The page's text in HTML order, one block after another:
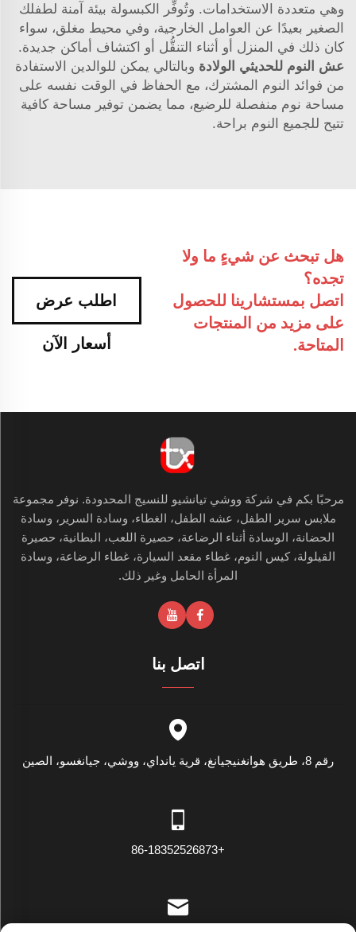
وهي متعددة الاستخدامات. وتُوفِّر الكبسولة بيئة آمنة لطفلك
الصغير بعيدًا عن العوامل الخارجية، وفي محيط مغلق، سواء
كان ذلك في المنزل أو أثناء التنقُّل أو اكتشاف أماكن جديدة.
عش النوم للحديثي الولادة وبالتالي يمكن للوالدين الاستفادة
من فوائد النوم المشترك، مع الحفاظ في الوقت نفسه على
مساحة نوم منفصلة للرضيع، مما يضمن توفير مساحة كافية
تتيح للجميع النوم براحة.
هل تبحث عن شيءٍ ما ولا
تجده؟
اتصل بمستشارينا للحصول
على مزيد من المنتجات
المتاحة.
اطلب عرض
أسعار الآن
مرحبًا بكم في شركة ووشي تيانشيو للنسيج المحدودة. نوفر مجموعة
ملابس سرير الطفل، عشه الطفل، الغطاء، وسادة السرير، وسادة
الحضانة، الوسادة أثناء الرضاعة، حصيرة اللعب، البطانية، حصيرة
القيلولة، كيس النوم، غطاء مقعد السيارة، غطاء الرضاعة، وسادة
المرأة الحامل وغير ذلك.
اتصل بنا
رقم 8، طريق هوانغنيجيانغ، قرية يانداي، ووشي، جيانغسو، الصين
+86-18352526873